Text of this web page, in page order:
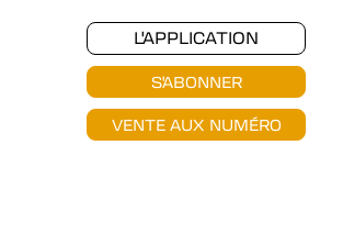
L'APPLICATION
S'ABONNER
VENTE AUX NUMÉRO